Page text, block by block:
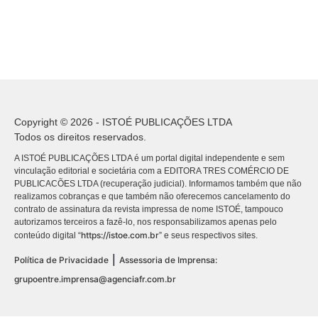
Copyright © 2026 - ISTOÉ PUBLICAÇÕES LTDA
Todos os direitos reservados.
A ISTOÉ PUBLICAÇÕES LTDA é um portal digital independente e sem
vinculação editorial e societária com a EDITORA TRES COMÉRCIO DE
PUBLICACÕES LTDA (recuperação judicial). Informamos também que não
realizamos cobranças e que também não oferecemos cancelamento do
contrato de assinatura da revista impressa de nome ISTOÉ, tampouco
autorizamos terceiros a fazê-lo, nos responsabilizamos apenas pelo
conteúdo digital “https://istoe.com.br” e seus respectivos sites.
Política de Privacidade
Assessoria de Imprensa:
grupoentre.imprensa@agenciafr.com.br